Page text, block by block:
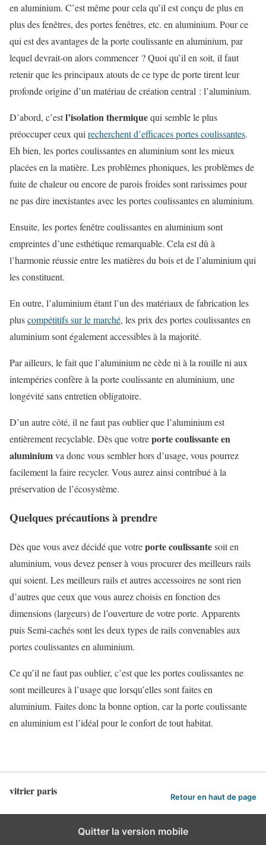
en aluminium. C’est même pour cela qu’il est conçu de plus en
plus des fenêtres, des portes fenêtres, etc. en aluminium. Pour ce
qui est des avantages de la porte coulissante en aluminium, par
lequel devrait-on alors commencer ? Quoi qu’il en soit, il faut
retenir que les principaux atouts de ce type de porte tirent leur
profonde origine d’un matériau de création central : l’aluminium.
D’abord, c’estl’isolation thermiquequi semble le plus
préoccuper ceux qui recherchent d’efficaces portes coulissantes.
Eh bien, les portes coulissantes en aluminium sont les mieux
placées en la matière. Les problèmes phoniques, les problèmes de
fuite de chaleur ou encore de parois froides sont rarissimes pour
ne pas dire inexistantes avec les portes coulissantes en aluminium.
Ensuite, les portes fenêtre coulissantes en aluminium sont
empreintes d’une esthétique remarquable. Cela est dû à
l’harmonie réussie entre les matières du bois et de l’aluminium qui
les constituent.
En outre, l’aluminium étant l’un des matériaux de fabrication les
pluscompétitifs sur le marché, les prix des portes coulissantes en
aluminium sont également accessibles à la majorité.
Par ailleurs, le fait que l’aluminium ne cède ni à la rouille ni aux
intempéries confère à la porte coulissante en aluminium, une
longévité sans entretien obligatoire.
D’un autre côté, il ne faut pas oublier que l’aluminium est
entièrement recyclable. Dès que votreporte coulissante en
aluminiumva donc vous sembler hors d’usage, vous pourrez
facilement la faire recycler. Vous aurez ainsi contribué à la
préservation de l’écosystème.
Quelques précautions à prendre
Dès que vous avez décidé que votreporte coulissantesoit en
aluminium, vous devez penser à vous procurer des meilleurs rails
qui soient. Les meilleurs rails et autres accessoires ne sont rien
d’autres que ceux que vous aurez choisis en fonction des
dimensions (largeurs) de l’ouverture de votre porte. Apparents
puis Semi-cachés sont les deux types de rails convenables aux
portes coulissantes en aluminium.
Ce qu’il ne faut pas oublier, c’est que les portes coulissantes ne
sont meilleures à l’usage que lorsqu’elles sont faites en
aluminium. Faites donc la bonne option, car la porte coulissante
en aluminium est l’idéal pour le confort de tout habitat.
vitrier paris Retour en haut de page
Quitter la version mobile